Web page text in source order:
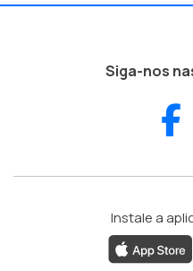
Siga-nos
Instale a